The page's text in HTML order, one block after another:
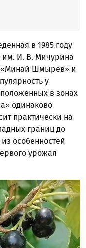
в 1985 году
им. И. В. Мичурина
«Минай Шмырев» и
у
в зонах
одинаково
практически на
границ до
особенностей
урожая